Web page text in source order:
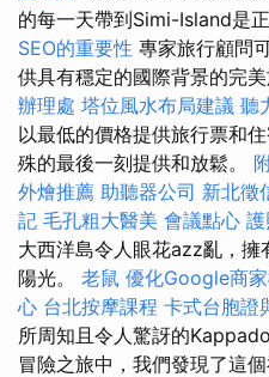
的每一天帶到Simi-Island是
SEO的重要性 專家旅行顧問
供具有穩定的國際背景的完美
辦理處 塔位風水布局建議 聽
以最低的價格提供旅行票和
殊的最後一刻提供和放鬆。
外燴推薦 助聽器公司 新北徵
記 毛孔粗大醫美 會議點心
大西洋島令人眼花azz亂，擁
陽光。 老鼠 優化Google商
心 台北按摩課程 卡式台胞證
所周知且令人驚訝的
冒險之旅中，我們發現了這